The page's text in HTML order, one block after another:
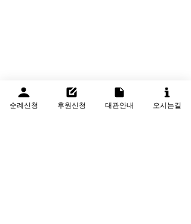
순례신청 후원신청 대관안내 오시는길